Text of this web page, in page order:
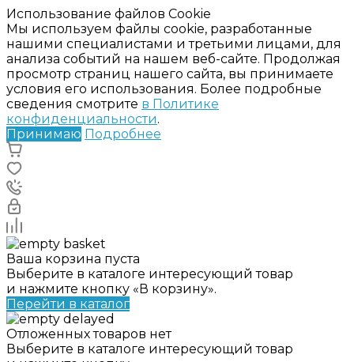
Использование файлов Cookie
Мы используем файлы cookie, разработанные
нашими специалистами и третьими лицами, для
анализа событий на нашем веб-сайте. Продолжая
просмотр страниц нашего сайта, вы принимаете
условия его использования. Более подробные
сведения смотрите в Политике
конфиденциальности.
Принимаю Подробнее
Ваша корзина пуста
Выберите в каталоге интересующий товар
и нажмите кнопку «В корзину».
Перейти в каталог
Отложенных товаров нет
Выберите в каталоге интересующий товар